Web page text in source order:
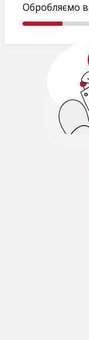
Обробляємо